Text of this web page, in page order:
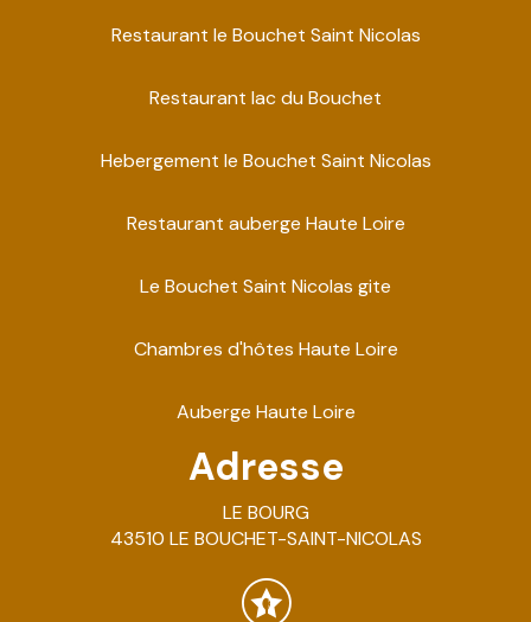
Restaurant le Bouchet Saint Nicolas
Restaurant lac du Bouchet
Hebergement le Bouchet Saint Nicolas
Restaurant auberge Haute Loire
Le Bouchet Saint Nicolas gite
Chambres d'hôtes Haute Loire
Auberge Haute Loire
Adresse
LE BOURG
43510 LE BOUCHET-SAINT-NICOLAS